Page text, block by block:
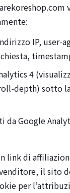
IP, user-
4
depth) sotto
da Google
link di
il sito
per